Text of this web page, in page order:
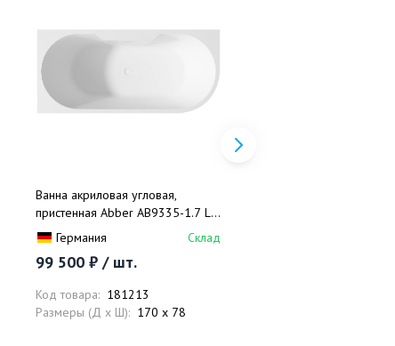
Ванна акриловая угловая,
пристенная Abber AB9335-1.7 L
170x78x60 (белый), левая, слив-
перелив
Германия Склад
99 500 ₽ / шт.
Код товара: 181213
Размеры (Д x Ш): 170 x 78